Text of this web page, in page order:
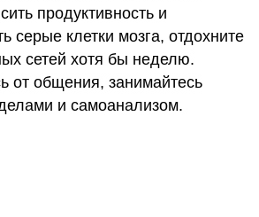
продуктивность и
серые клетки мозга, отдохните
сетей хотя бы неделю.
от общения, занимайтесь
и самоанализом.